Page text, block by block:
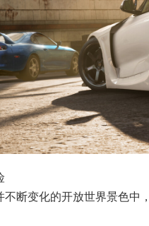
断变化的开放世界景色中